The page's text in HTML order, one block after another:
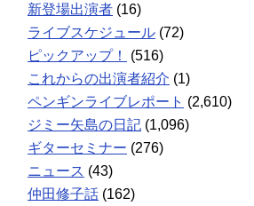
新登場出演者 (16)
ライブスケジュール (72)
ピックアップ！
(516)
これからの出演者紹介 (1)
ペンギンライブレポート (2,610)
ジミー矢島の日記 (1,096)
ギターセミナー (276)
ニュース (43)
仲田修子話 (162)